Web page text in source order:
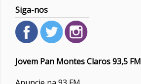
Siga-nos
Jovem Pan Montes Claros 93,5 FM